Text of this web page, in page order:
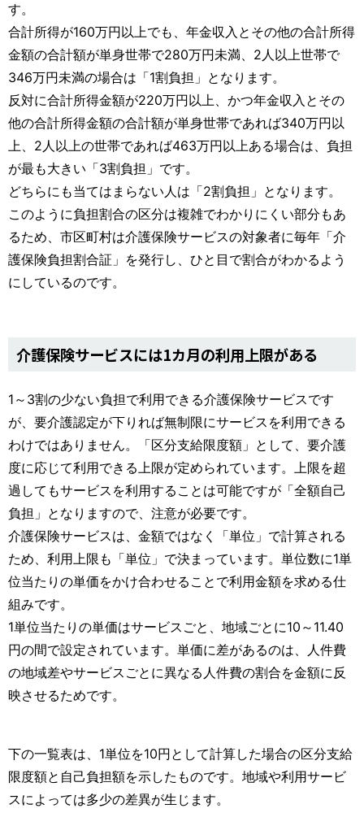
す。
合計所得が160万円以上でも、年金収入とその他の合計所得
金額の合計額が単身世帯で280万円未満、2人以上世帯で
346万円未満の場合は「1割負担」となります。
反対に合計所得金額が220万円以上、かつ年金収入とその
他の合計所得金額の合計額が単身世帯であれば340万円以
上、2人以上の世帯であれば463万円以上ある場合は、負担
が最も大きい「3割負担」です。
どちらにも当てはまらない人は「2割負担」となります。
このように負担割合の区分は複雑でわかりにくい部分もあ
るため、市区町村は介護保険サービスの対象者に毎年「介
護保険負担割合証」を発行し、ひと目で割合がわかるよう
にしているのです。
介護保険サービスには1カ月の利用上限がある
1～3割の少ない負担で利用できる介護保険サービスです
が、要介護認定が下りれば無制限にサービスを利用できる
わけではありません。「区分支給限度額」として、要介護
度に応じて利用できる上限が定められています。上限を超
過してもサービスを利用することは可能ですが「全額自己
負担」となりますので、注意が必要です。
介護保険サービスは、金額ではなく「単位」で計算される
ため、利用上限も「単位」で決まっています。単位数に1単
位当たりの単価をかけ合わせることで利用金額を求める仕
組みです。
1単位当たりの単価はサービスごと、地域ごとに10～11.40
円の間で設定されています。単価に差があるのは、人件費
の地域差やサービスごとに異なる人件費の割合を金額に反
映させるためです。
下の一覧表は、1単位を10円として計算した場合の区分支給
限度額と自己負担額を示したものです。地域や利用サービ
スによっては多少の差異が生じます。